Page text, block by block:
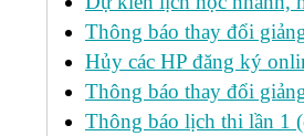
Thông báo thay đổi
Hủy các HP đăng ký
Thông báo thay đổi
Thông báo lịch thi lần 1